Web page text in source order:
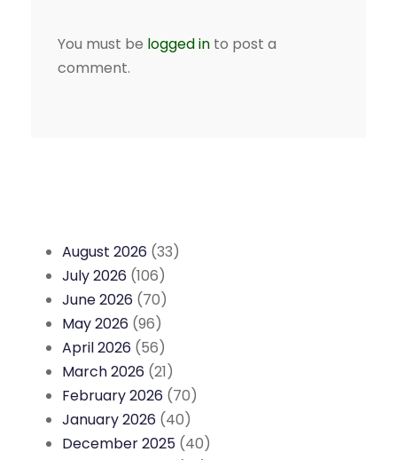
You must be logged in to post a
comment.
August 2026 (33)
July 2026 (106)
June 2026 (70)
May 2026 (96)
April 2026 (56)
March 2026 (21)
February 2026 (70)
January 2026 (40)
December 2025 (40)